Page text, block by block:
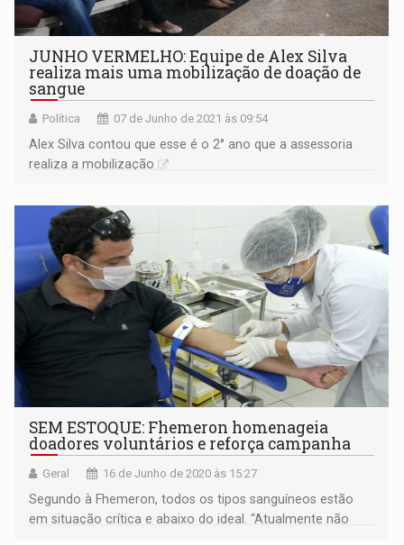
JUNHO VERMELHO: Equipe de Alex Silva
realiza mais uma mobilização de doação de
sangue
Política 07 de Junho de 2021 às 09:54
Alex Silva contou que esse é o 2° ano que a assessoria
realiza a mobilização
SEM ESTOQUE: Fhemeron homenageia
doadores voluntários e reforça campanha
Geral 16 de Junho de 2020 às 15:27
Segundo à Fhemeron, todos os tipos sanguíneos estão
em situação crítica e abaixo do ideal. “Atualmente não